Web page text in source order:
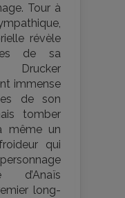
Tour à
révèle
de sa
Drucker
immense
de son
tomber
même un
qui
d’Anaïs
long-